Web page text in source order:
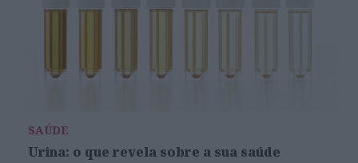
SAÚDE
Urina: o que revela sobre a sua saúde